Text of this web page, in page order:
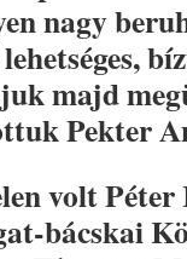
nagy
majd
Pekter
volt
bácskai